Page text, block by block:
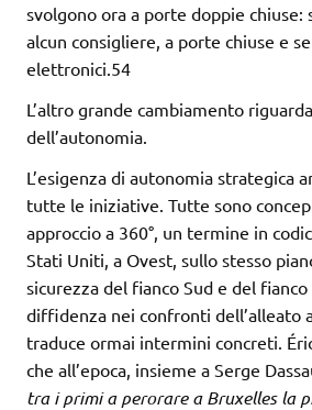
svolgono ora a porte doppie chiuse:
alcun consigliere, a porte chiuse e
elettronici.54
L’altro grande cambiamento
dell’autonomia.
L’esigenza di autonomia strategica
tutte le iniziative. Tutte sono
approccio a 360°, un termine in
Stati Uniti, a Ovest, sullo stesso
sicurezza del fianco Sud e del fianco
diffidenza nei confronti dell’alleato
traduce ormai intermini concreti.
che all’epoca, insieme a Serge
tra i primi a perorare a Bruxelles la